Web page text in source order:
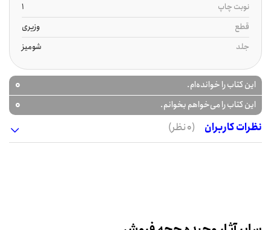
نوبت چاپ
1
قطع
وزیری
جلد
شومیز
این کتاب را خوانده‌ام. 0
این کتاب را می‌خواهم بخوانم.
0
نظرات کاربران
(0 نظر)